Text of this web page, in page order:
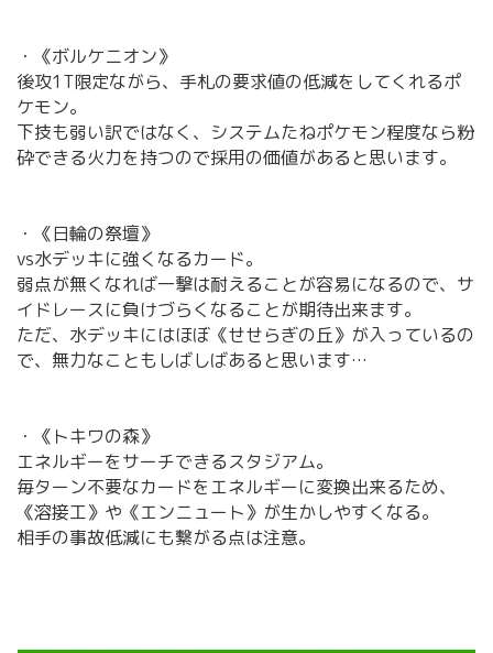
・《ボルケニオン》
後攻1T限定ながら、手札の要求値の低減をしてくれるポ
ケモン。
下技も弱い訳ではなく、システムたねポケモン程度なら粉
砕できる火力を持つので採用の価値があると思います。
・《日輪の祭壇》
vs水デッキに強くなるカード。
弱点が無くなれば一撃は耐えることが容易になるので、サ
イドレースに負けづらくなることが期待出来ます。
ただ、水デッキにはほぼ《せせらぎの丘》が入っているの
で、無力なこともしばしばあると思います…
・《トキワの森》
エネルギーをサーチできるスタジアム。
毎ターン不要なカードをエネルギーに変換出来るため、
《溶接工》や《エンニュート》が生かしやすくなる。
相手の事故低減にも繋がる点は注意。